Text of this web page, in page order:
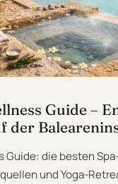
Guide –
der
Guide: die besten
und Yoga-